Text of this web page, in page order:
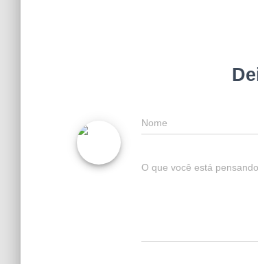
Nome
O que você está